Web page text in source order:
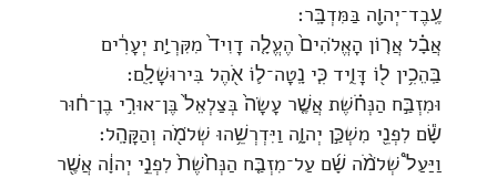
עֶֽבֶד־יְהוָ֖ה בַּמִּדְבָּֽר׃
אֲבָ֗ל אֲר֤וֹן הָאֱלֹהִים֙ הֶעֱלָ֤ה דָוִיד֙ מִקִּרְיַ֣ת יְעָרִ֔ים
בַּֽהֵכִ֥ין ל֖וֹ דָּוִ֑יד כִּ֧י נָֽטָה־ל֛וֹ אֹ֖הֶל בִּירוּשָׁלִָֽם׃
וּמִזְבַּ֣ח הַנְּחֹ֗שֶׁת אֲשֶׁ֤ר עָשָׂה֙ בְּצַלְאֵל֙ בֶּן־אוּרִ֣י בֶן־ח֔וּר
שָׂ֕ם לִפְנֵ֖י מִשְׁכַּ֣ן יְהוָ֑ה וַיִּדְרְשֵׁ֥הוּ שְׁלֹמֹ֖ה וְהַקָּהָֽל׃
וַיַּעַל֩ שְׁלֹמֹ֨ה שָׁ֜ם עַל־מִזְבַּ֤ח הַנְּחֹ֙שֶׁת֙ לִפְנֵ֣י יְהוָ֔ה אֲשֶׁ֖ר